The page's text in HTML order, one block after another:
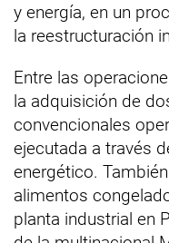
y energía, en un
la reestructuración
Entre las
la adquisición de
convencionales
ejecutada a través
energético.
alimentos
planta industrial en